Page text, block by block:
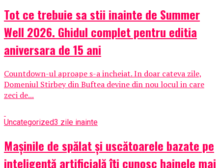
Tot ce trebuie sa stii inainte de Summer
Well 2026. Ghidul complet pentru editia
aniversara de 15 ani
Countdown-ul aproape s-a incheiat. In doar cateva zile,
Domeniul Stirbey din Buftea devine din nou locul in care
zeci de...
Uncategorized3 zile inainte
Mașinile de spălat și uscătoarele bazate pe
inteligență artificială îți cunosc hainele mai